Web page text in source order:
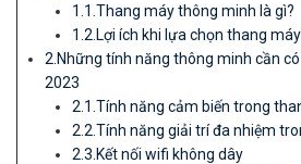
1.1.Thang máy thông minh là gì?
1.2.Lợi ích khi lựa chọn thang
2.Những tính năng thông minh cần
2023
2.1.Tính năng cảm biến trong
2.2.Tính năng giải trí đa nhiệm
2.3.Kết nối wifi không dây